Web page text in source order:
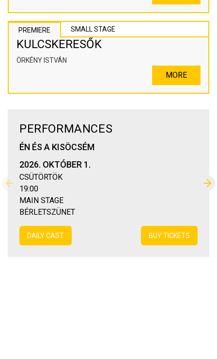
PREMIERE SMALL STAGE
KULCSKERESŐK
ÖRKÉNY ISTVÁN
MORE
PERFORMANCES
ÉN ÉS A KISÖCSÉM
2026. OKTÓBER 1.
CSÜTÖRTÖK
19:00
MAIN STAGE
BÉRLETSZÜNET
DAILY CAST BUY TICKETS
Previous slide